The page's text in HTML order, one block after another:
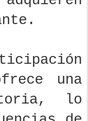
una
lo